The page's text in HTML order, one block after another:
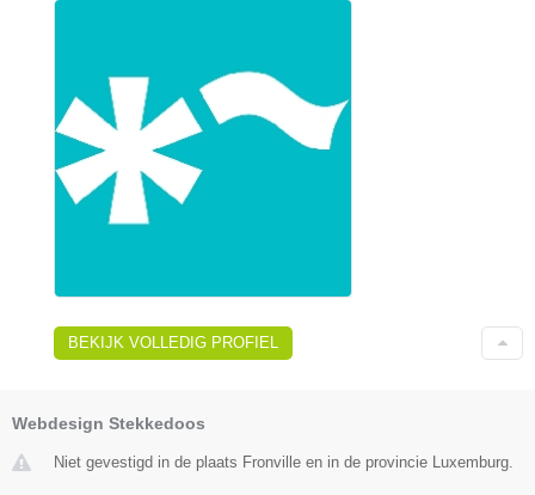
BEKIJK VOLLEDIG PROFIEL
Webdesign Stekkedoos
Niet gevestigd in de plaats Fronville en in de provincie Luxemburg.